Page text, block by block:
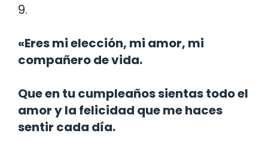
9.
«Eres mi elección, mi amor, mi
compañero de vida.
Que en tu cumpleaños sientas todo el
amor y la felicidad que me haces
sentir cada día.